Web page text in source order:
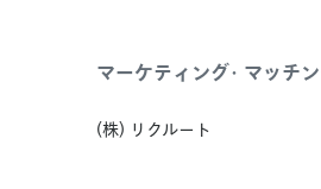
マーケティング・マッチ
(株) リクルート